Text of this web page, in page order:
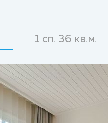
1 сп. 36 кв.м.